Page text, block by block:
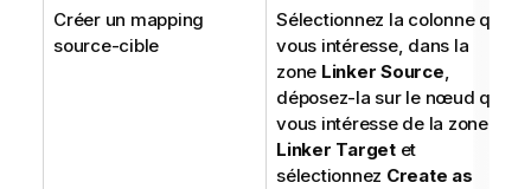
Créer un mapping
source-cible
Sélectionnez la colonne qui
vous intéresse, dans la
zone Linker Source,
déposez-la sur le nœud qui
vous intéresse de la zone
Linker Targetet
sélectionnez Create as